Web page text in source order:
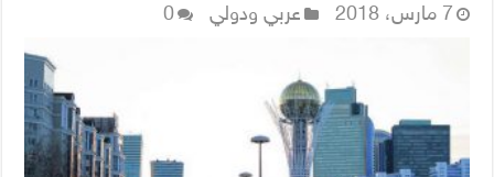
7 مارس، 2018
عربي ودولي 0